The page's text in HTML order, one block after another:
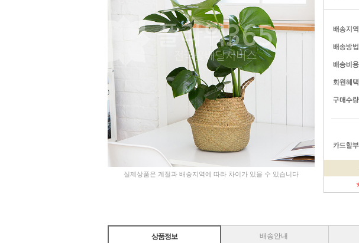
실제상품은 계절과 배송지역에 따라 차이가 있을 수 있습니다
상품정보 배송안내